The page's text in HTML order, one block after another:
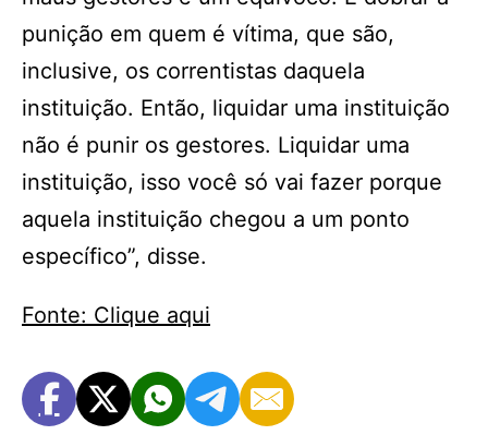
punição em quem é vítima, que são,
inclusive, os correntistas daquela
instituição. Então, liquidar uma instituição
não é punir os gestores. Liquidar uma
instituição, isso você só vai fazer porque
aquela instituição chegou a um ponto
específico”, disse.
Fonte: Clique aqui